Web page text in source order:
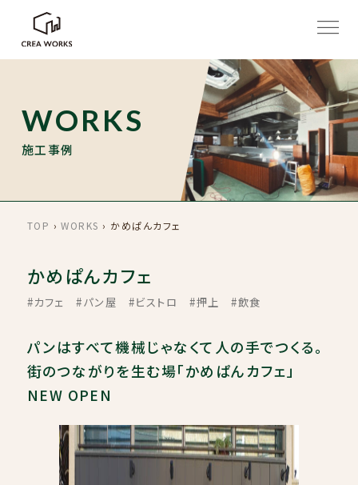
WORKS
施工事例
TOP ›WORKS › かめぱんカフェ
かめぱんカフェ
#カフェ #パン屋 #ビストロ #押上 #飲食
パンはすべて機械じゃなくて人の手でつくる。
街のつながりを生む場「かめぱんカフェ」
NEW OPEN